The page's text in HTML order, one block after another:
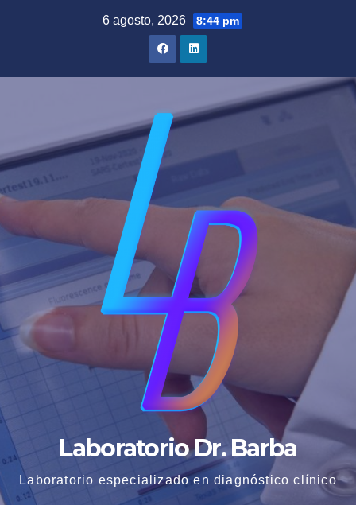
6 agosto, 2026 8:44 pm
Laboratorio Dr. Barba
Laboratorio especializado en diagnóstico clínico